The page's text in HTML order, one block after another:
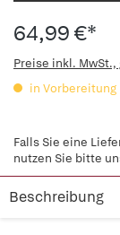
64,99 €*
Preise inkl. MwSt.,
in Vorbereitung
Falls Sie eine
nutzen Sie bitte
Beschreibung